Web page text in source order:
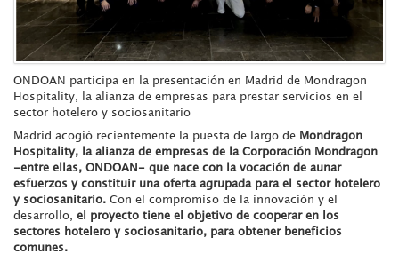
ONDOAN participa en la presentación en Madrid de Mondragon
Hospitality, la alianza de empresas para prestar servicios en el
sector hotelero y sociosanitario
Madrid acogió recientemente la puesta de largo de Mondragon
Hospitality, la alianza de empresas de la Corporación Mondragon
-entre ellas, ONDOAN- que nace con la vocación de aunar
esfuerzos y constituir una oferta agrupada para el sector hotelero
y sociosanitario. Con el compromiso de la innovación y el
desarrollo, el proyecto tiene el objetivo de cooperar en los
sectores hotelero y sociosanitario, para obtener beneficios
comunes.